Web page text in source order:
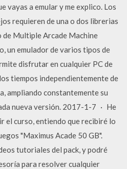
vayas a emular y me explico. Los
requieren de una o dos librerias
de Multiple Arcade Machine
un emulador de varios tipos de
disfrutar en cualquier PC de
tiempos independientemente de
ampliando constantemente su
nueva versión. 2017-1-7 · He
el curso, entiendo que recibiré lo
"Maximus Acade 50 GB".
tutoriales del pack, y podré
para resolver cualquier